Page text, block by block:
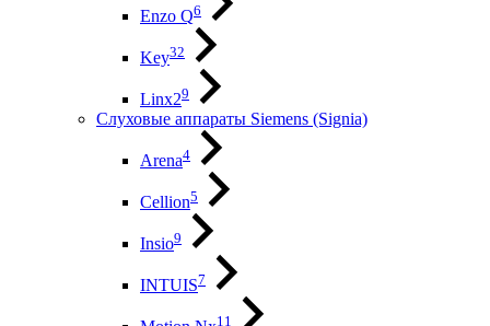
Enzo Q6
Key32
Linx29
Слуховые аппараты Siemens (Signia)
Arena4
Cellion5
Insio9
INTUIS7
11